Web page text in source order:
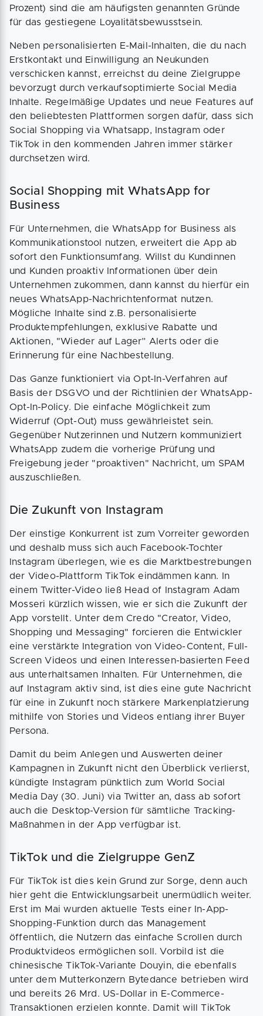
Prozent) sind die am häufigsten genannten Gründe
für das gestiegene Loyalitätsbewusstsein.
Neben personalisierten E-Mail-Inhalten, die du nach
Erstkontakt und Einwilligung an Neukunden
verschicken kannst, erreichst du deine Zielgruppe
bevorzugt durch verkaufsoptimierte Social Media
Inhalte. Regelmäßige Updates und neue Features auf
den beliebtesten Plattformen sorgen dafür, dass sich
Social Shopping via Whatsapp, Instagram oder
TikTok in den kommenden Jahren immer stärker
durchsetzen wird.
Social Shopping mit WhatsApp for
Business
Für Unternehmen, die WhatsApp for Business als
Kommunikationstool nutzen, erweitert die App ab
sofort den Funktionsumfang. Willst du Kundinnen
und Kunden proaktiv Informationen über dein
Unternehmen zukommen, dann kannst du hierfür ein
neues WhatsApp-Nachrichtenformat nutzen.
Mögliche Inhalte sind z.B. personalisierte
Produktempfehlungen, exklusive Rabatte und
Aktionen, "Wieder auf Lager” Alerts oder die
Erinnerung für eine Nachbestellung.
Das Ganze funktioniert via Opt-In-Verfahren auf
Basis der DSGVO und der Richtlinien der WhatsApp-
Opt-In-Policy. Die einfache Möglichkeit zum
Widerruf (Opt-Out) muss gewährleistet sein.
Gegenüber Nutzerinnen und Nutzern kommuniziert
WhatsApp zudem die vorherige Prüfung und
Freigebung jeder "proaktiven" Nachricht, um SPAM
auszuschließen.
Die Zukunft von Instagram
Der einstige Konkurrent ist zum Vorreiter geworden
und deshalb muss sich auch Facebook-Tochter
Instagram überlegen, wie es die Marktbestrebungen
der Video-Plattform TikTok eindämmen kann. In
einem Twitter-Video ließ Head of Instagram Adam
Mosseri kürzlich wissen, wie er sich die Zukunft der
App vorstellt. Unter dem Credo "Creator, Video,
Shopping und Messaging" forcieren die Entwickler
eine verstärkte Integration von Video-Content, Full-
Screen Videos und einen Interessen-basierten Feed
aus unterhaltsamen Inhalten. Für Unternehmen, die
auf Instagram aktiv sind, ist dies eine gute Nachricht
für eine in Zukunft noch stärkere Markenplatzierung
mithilfe von Stories und Videos entlang ihrer Buyer
Persona.
Damit du beim Anlegen und Auswerten deiner
Kampagnen in Zukunft nicht den Überblick verlierst,
kündigte Instagram pünktlich zum World Social
Media Day (30. Juni) via Twitter an, dass ab sofort
auch die Desktop-Version für sämtliche Tracking-
Maßnahmen in der App verfügbar ist.
TikTok und die Zielgruppe GenZ
Für TikTok ist dies kein Grund zur Sorge, denn auch
hier geht die Entwicklungsarbeit unermüdlich weiter.
Erst im Mai wurden aktuelle Tests einer In-App-
Shopping-Funktion durch das Management
öffentlich, die Nutzern das einfache Scrollen durch
Produktvideos ermöglichen soll. Vorbild ist die
chinesische TikTok-Variante Douyin, die ebenfalls
unter dem Mutterkonzern Bytedance betrieben wird
und bereits 26 Mrd. US-Dollar in E-Commerce-
Transaktionen erzielen konnte. Damit will TikTok